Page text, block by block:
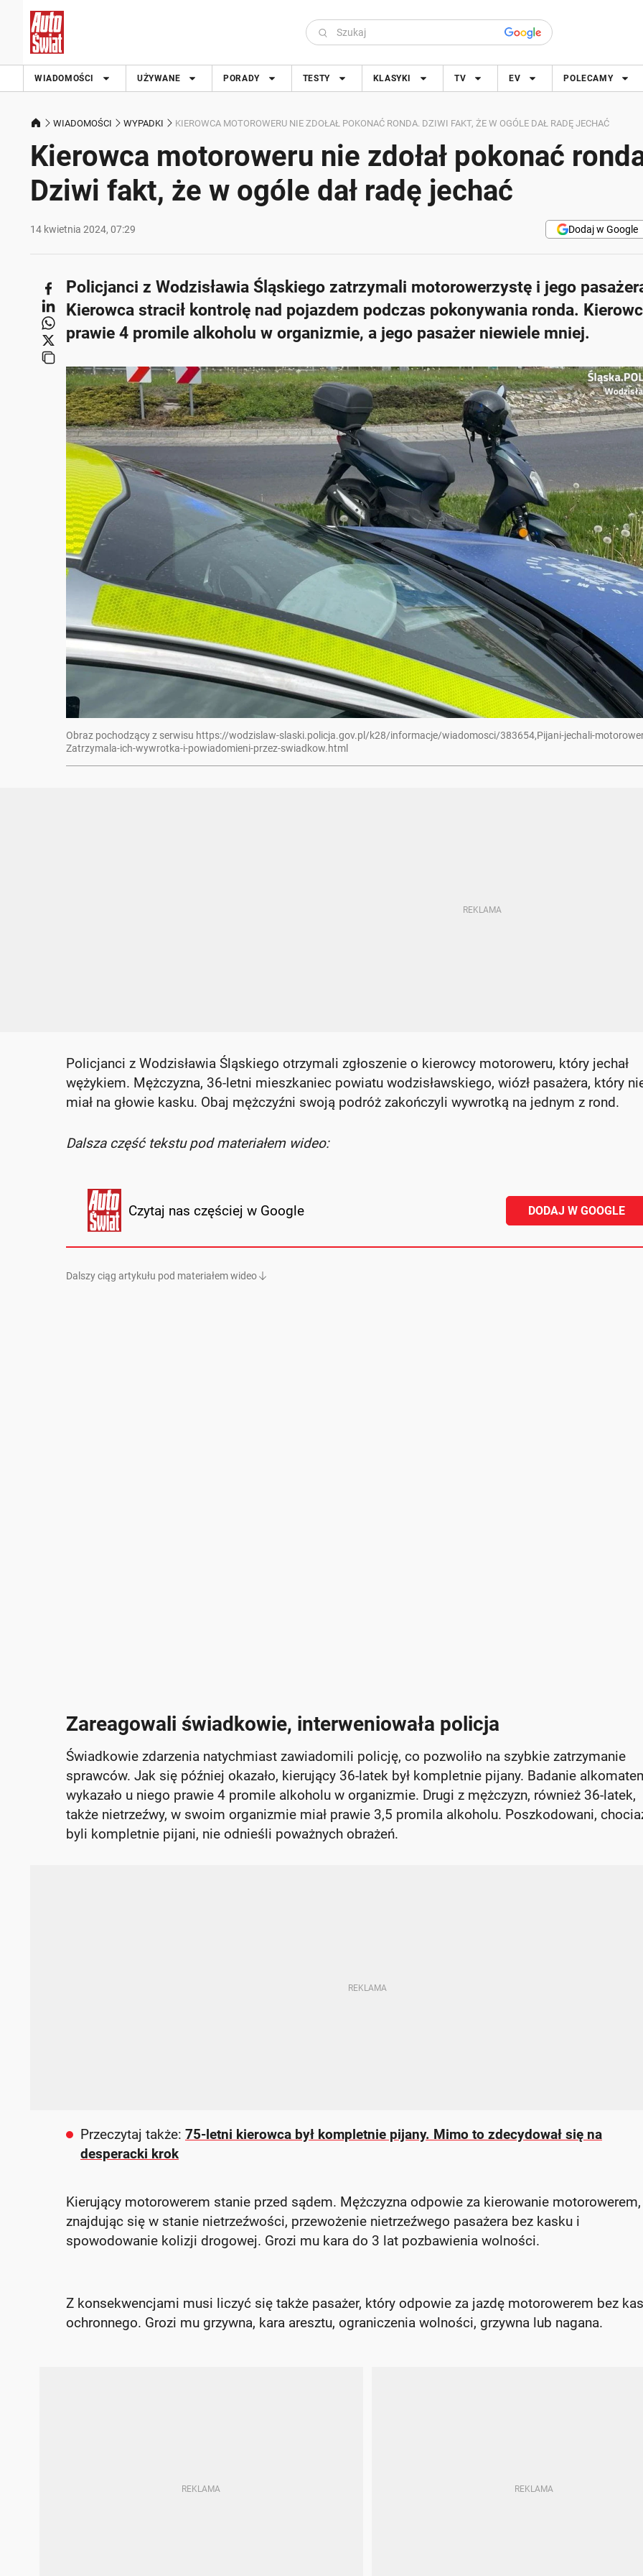
WIADOMOŚCI UŻYWANE PORADY TESTY KLASYKI TV EV POLECAMY
WIADOMOŚCI WYPADKI KIEROWCA MOTOROWERU NIE ZDOŁAŁ POKONAĆ RONDA. DZIWI FAKT, ŻE W OGÓLE DAŁ RADĘ JECHAĆ
Kierowca motoroweru nie zdołał pokonać
Dziwi fakt, że w ogóle dał radę jechać
14 kwietnia 2024, 07:29 Dodaj w Google
Policjanci z Wodzisławia Śląskiego zatrzymali motorowerzystę i jego
Kierowca stracił kontrolę nad pojazdem podczas pokonywania ronda.
prawie 4 promile alkoholu w organizmie, a jego pasażer niewiele mniej.
Obraz pochodzący z serwisu https://wodzislaw-slaski.policja.gov.pl/k28/informacje/wiadomosci/383654,Pijani-jechali-
Zatrzymala-ich-wywrotka-i-powiadomieni-przez-swiadkow.html
Policjanci z Wodzisławia Śląskiego otrzymali zgłoszenie o kierowcy motoroweru, który jechał
wężykiem. Mężczyzna, 36-letni mieszkaniec powiatu wodzisławskiego, wiózł pasażera, który
miał na głowie kasku. Obaj mężczyźni swoją podróż zakończyli wywrotką na jednym z rond.
Dalsza część tekstu pod materiałem wideo:
Czytaj nas częściej w Google DODAJ W GOOGLE
Dalszy ciąg artykułu pod materiałem wideo
Zareagowali świadkowie, interweniowała policja
Świadkowie zdarzenia natychmiast zawiadomili policję, co pozwoliło na szybkie zatrzymanie
sprawców. Jak się później okazało, kierujący 36-latek był kompletnie pijany. Badanie
wykazało u niego prawie 4 promile alkoholu w organizmie. Drugi z mężczyzn, również 36-latek,
także nietrzeźwy, w swoim organizmie miał prawie 3,5 promila alkoholu. Poszkodowani,
byli kompletnie pijani, nie odnieśli poważnych obrażeń.
Przeczytaj także: 75-letni kierowca był kompletnie pijany. Mimo to zdecydował się na
desperacki krok
Kierujący motorowerem stanie przed sądem. Mężczyzna odpowie za kierowanie motorowerem,
znajdując się w stanie nietrzeźwości, przewożenie nietrzeźwego pasażera bez kasku i
spowodowanie kolizji drogowej. Grozi mu kara do 3 lat pozbawienia wolności.
Z konsekwencjami musi liczyć się także pasażer, który odpowie za jazdę motorowerem bez
ochronnego. Grozi mu grzywna, kara aresztu, ograniczenia wolności, grzywna lub nagana.